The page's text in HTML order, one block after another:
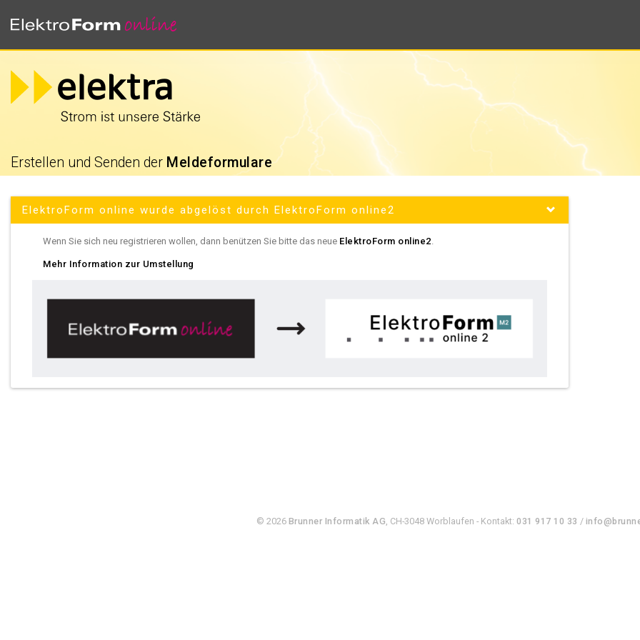
Erstellen und Senden der Meldeformulare
ElektroForm online wurde abgelöst durch ElektroForm online2
Wenn Sie sich neu registrieren wollen, dann benützen Sie bitte das neue ElektroForm online2
Mehr Information zur Umstellung
© 2026 Brunner Informatik AG , CH-3048 Worblaufen - Kontakt:031 917 10 33 /